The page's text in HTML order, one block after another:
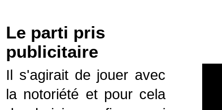
Le parti pris
publicitaire
Il s'agirait de jouer avec
la notoriété et pour cela